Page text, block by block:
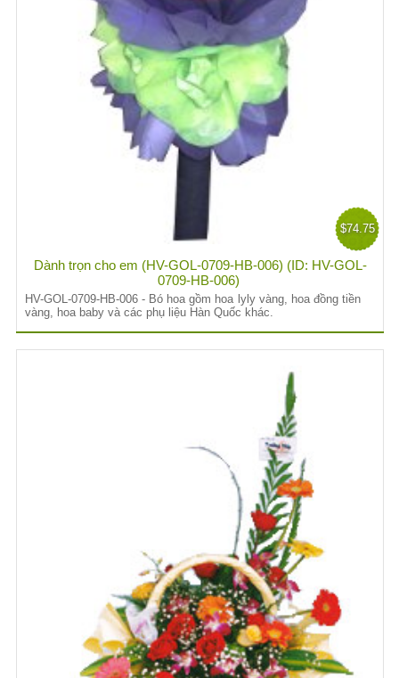
$74.75
Dành trọn cho em (HV-GOL-0709-HB-006) (ID: HV-GOL-
0709-HB-006)
HV-GOL-0709-HB-006 - Bó hoa gồm hoa lyly vàng, hoa đồng tiền
vàng, hoa baby và các phụ liệu Hàn Quốc khác.